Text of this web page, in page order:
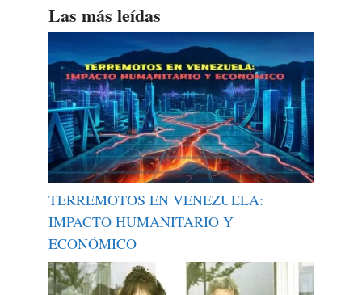
Las más leídas
TERREMOTOS EN VENEZUELA:
IMPACTO HUMANITARIO Y
ECONÓMICO